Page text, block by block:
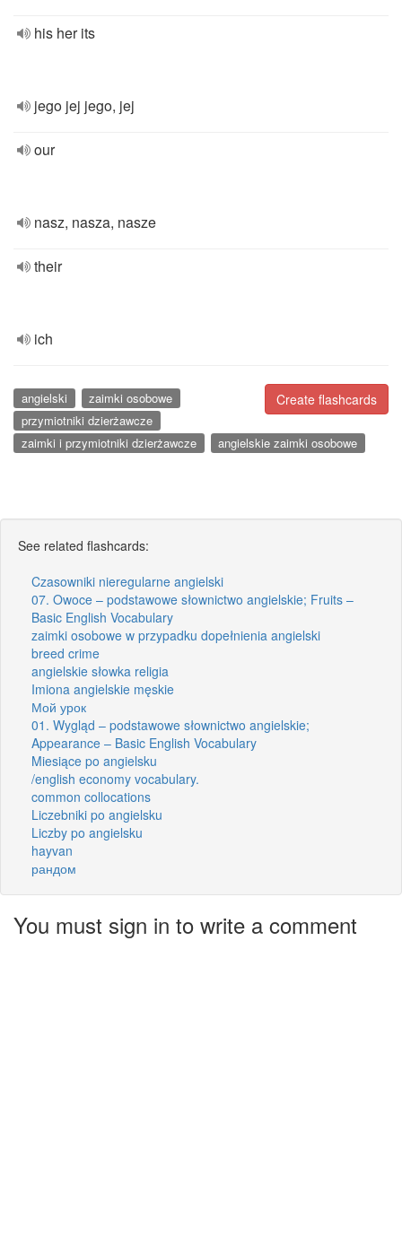
his her its
jego jej jego, jej
our
nasz, nasza, nasze
their
ich
Create flashcards
angielski
zaimki osobowe
przymiotniki dzierżawcze
zaimki i przymiotniki dzierżawcze
angielskie zaimki osobowe
See related flashcards:
Czasowniki nieregularne angielski
07. Owoce – podstawowe słownictwo angielskie; Fruits –
Basic English Vocabulary
zaimki osobowe w przypadku dopełnienia angielski
breed crime
angielskie słowka religia
Imiona angielskie męskie
Мой урок
01. Wygląd – podstawowe słownictwo angielskie;
Appearance – Basic English Vocabulary
Miesiące po angielsku
/english economy vocabulary.
common collocations
Liczebniki po angielsku
Liczby po angielsku
hayvan
рандом
You must sign in to write a comment